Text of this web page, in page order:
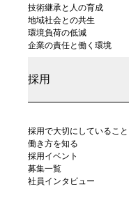
技術継承と人の育成
地域社会との共生
環境負荷の低減
企業の責任と働く環境
採用
採用で大切にしていること
働き方を知る
採用イベント
募集一覧
社員インタビュー